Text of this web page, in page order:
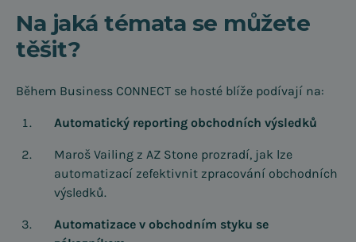
Na jaká témata se můžete
těšit?
Během Business CONNECT se hosté blíže podívají na:
Automatický reporting obchodních výsledků
Maroš Vailing z AZ Stone prozradí, jak lze
automatizací zefektivnit zpracování obchodních
výsledků.
Automatizace v obchodním styku se